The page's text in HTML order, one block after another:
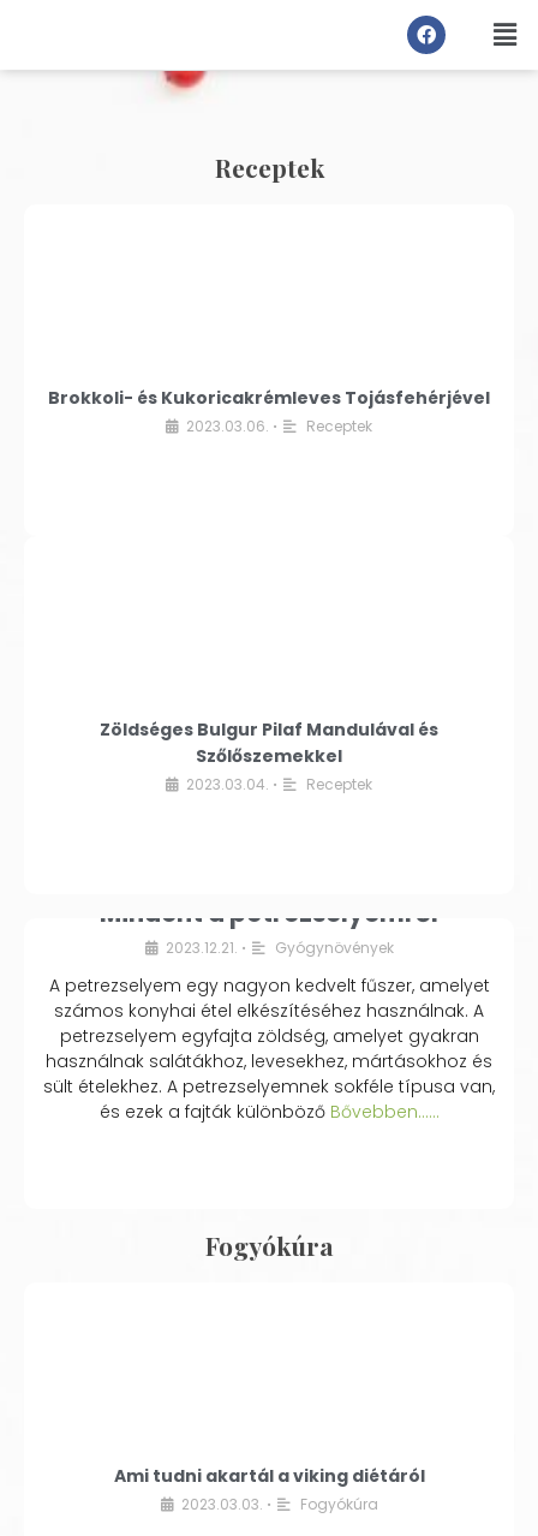
Receptek
Brokkoli- és Kukoricakrémleves Tojásfehérjével
2023.03.06. • Receptek
Zöldséges Bulgur Pilaf Mandulával és
Szőlőszemekkel
2023.03.04. • Receptek
Mindent a petrezselyemről
2023.12.21. • Gyógynövények
A petrezselyem egy nagyon kedvelt fűszer, amelyet
számos konyhai étel elkészítéséhez használnak. A
petrezselyem egyfajta zöldség, amelyet gyakran
használnak salátákhoz, levesekhez, mártásokhoz és
sült ételekhez. A petrezselyemnek sokféle típusa van,
és ezek a fajták különbözőBővebben...…
Fogyókúra
Ami tudni akartál a viking diétáról
2023.03.03. • Fogyókúra